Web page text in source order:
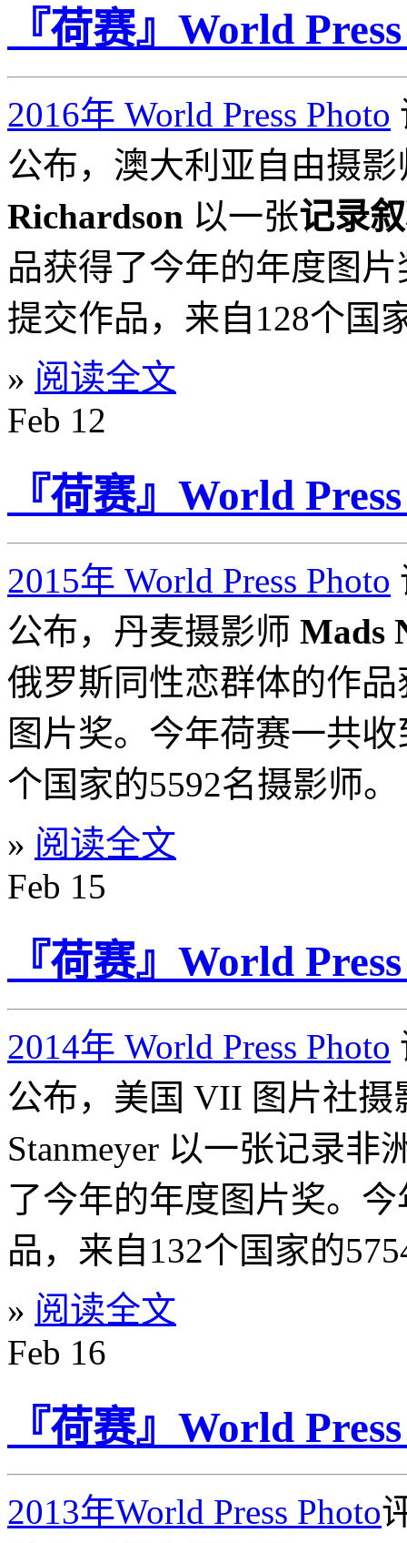
『荷赛』World
2016年 World Press Photo
公布，澳大利亚自由摄
Richardson 以一张记录
品获得了今年的年度图
提交作品，来自128个国
» 阅读全文
Feb 12
『荷赛』World
2015年 World Press Photo
公布，丹麦摄影师 Mads
俄罗斯同性恋群体的作
图片奖。今年荷赛一共
个国家的5592名摄影师。
» 阅读全文
Feb 15
『荷赛』World
2014年 World Press Photo
公布，美国 VII 图片社摄
Stanmeyer 以一张记录非
了今年的年度图片奖。
品，来自132个国家的
» 阅读全文
Feb 16
『荷赛』World
2013年World Press Photo